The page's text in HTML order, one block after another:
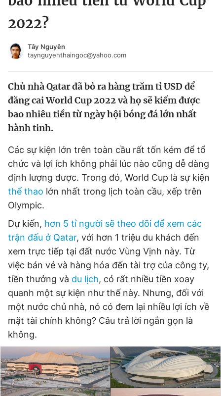
Chuyên mục khác
Video Magazine
Sản phẩm khác
Tiện ích Bạn cần biết
Thông tin tòa soạn Liên hệ quảng cáo
Đọc Thanh Niên trên điện thoại
Theo dõi báo trên
Hotline
0906 645 777
Liên hệ quảng cáo
0908 780 404
Đặt báo Quảng cáo RSS Tòa soạn Chính sách bảo
Tin đã xem
Đăng xuất
2022?
Tây Nguyên
taynguyenthaingoc@yahoo.com
Chủ nhà Qatar đã bỏ ra hàng trăm tỉ USD để
đăng cai World Cup 2022 và họ sẽ kiếm được
bao nhiêu tiền từ ngày hội bóng đá lớn nhất
hành tinh.
Các sự kiện lớn trên toàn cầu rất tốn kém để tổ
chức và lợi ích không phải lúc nào cũng dễ dàng
định lượng được. Trong đó, World Cup là sự kiện
thể thao lớn nhất trong lịch toàn cầu, xếp trên
Olympic.
Dự kiến, hơn 5 tỉ người sẽ theo dõi để xem các
trận đấu ở Qatar, với hơn 1 triệu du khách đến
xem trực tiếp tại đất nước Vùng Vịnh này. Từ
việc bán vé và hàng hóa đến tài trợ của công ty,
tiền thưởng và du lịch, có rất nhiều tiền xoay
quanh một sự kiện như thế này. Nhưng, đối với
một nước chủ nhà, nó có đem lại nhiều lợi ích về
mặt tài chính không? Câu trả lời ngắn gọn là
không.